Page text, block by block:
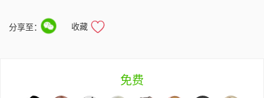
分享至： 收藏
免费